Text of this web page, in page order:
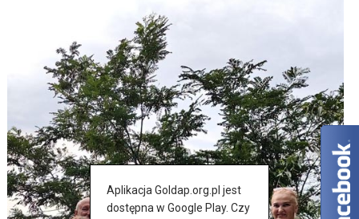
Aplikacja Goldap.org.pl jest
dostępna w Google Play. Czy